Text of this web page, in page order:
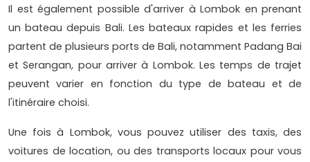
Il est également possible d'arriver à Lombok en prenant
un bateau depuis Bali. Les bateaux rapides et les ferries
partent de plusieurs ports de Bali, notamment Padang Bai
et Serangan, pour arriver à Lombok. Les temps de trajet
peuvent varier en fonction du type de bateau et de
l'itinéraire choisi.
Une fois à Lombok, vous pouvez utiliser des taxis, des
voitures de location, ou des transports locaux pour vous